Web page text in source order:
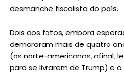
desmanche fiscalista do país.
Dois dos fatos, embora
demoraram mais de quatro
(os norte-americanos, afinal,
para se livrarem de Trump) e